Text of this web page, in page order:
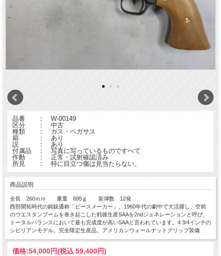
品番 ： W-00149
区分 ： 中古
種類 ： ガス・ペガサス
箱 ： あり
説 ： あり
付属品 ： 写真に写っているものですべて
作動 ： 正常・試射確認済み
所見 ： 特に目立つ傷は見当たらない。
商品説明
全長 260ｍｍ 重量 695ｇ 装弾数 12発
西部開拓時代の銘銃通称「ピースメーカー」。1960年代の劇中で大活躍し、空前
のウエスタンブームを巻き起こした戦後生産SAAを2ndジェネレーションと呼び、
トータルバランスにおいて最も完成度が高いSAAと言われています。4 3/4インチの
シビリアンモデル。完全限定生産品。アメリカンウォールナットグリップ装備
価格:54,000円(税込 59,400円)